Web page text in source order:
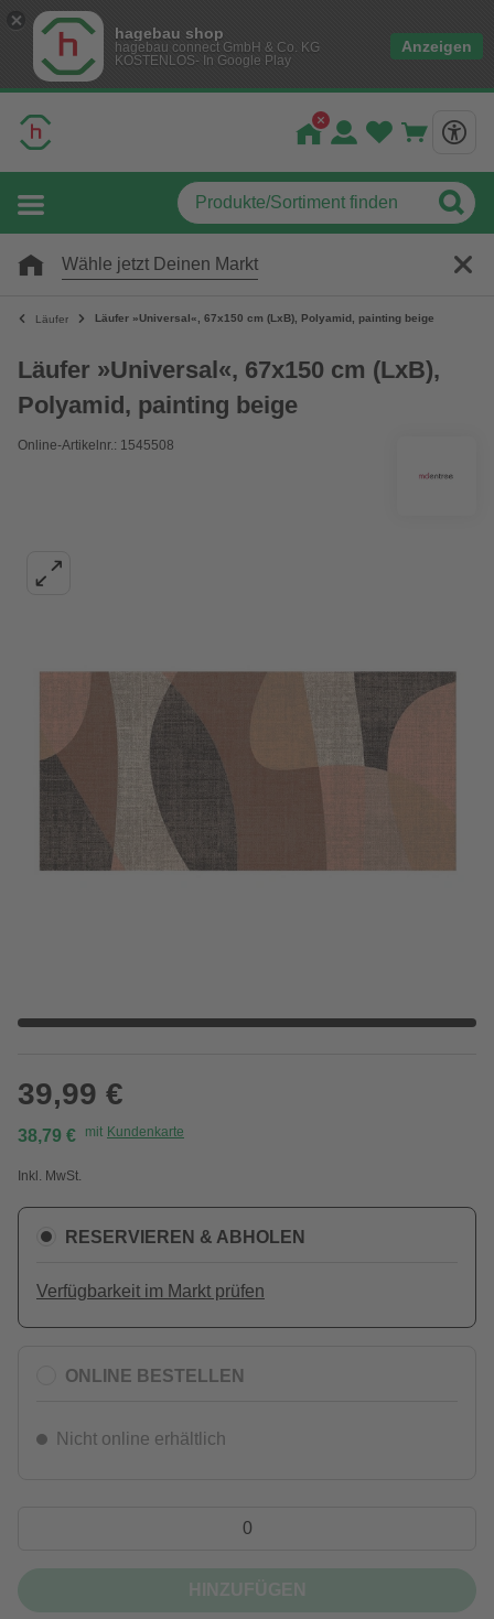
hagebau shop
hagebau connect GmbH & Co. KG
KOSTENLOS- In Google Play
Anzeigen
Wähle jetzt Deinen Markt
Läufer Läufer »Universal«, 67x150 cm (LxB), Polyamid, painting beige
Läufer »Universal«, 67x150 cm (LxB),
Polyamid, painting beige
Online-Artikelnr.: 1545508
39,99 €
38,79 € mit Kundenkarte
Inkl. MwSt.
RESERVIEREN & ABHOLEN
Verfügbarkeit im Markt prüfen
ONLINE BESTELLEN
Nicht online erhältlich